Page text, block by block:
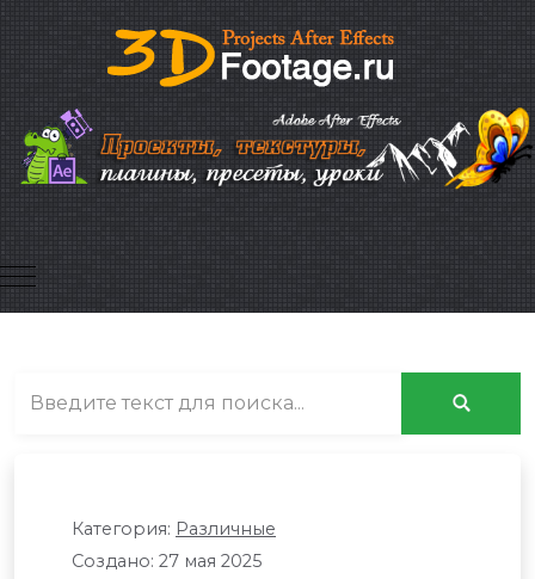
Mobile Menu Toggle
Категория: Различные
Создано: 27 мая 2025